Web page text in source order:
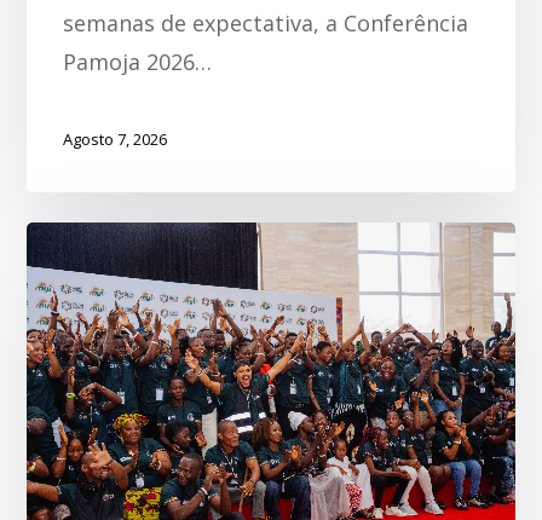
semanas de expectativa, a Conferência
Pamoja 2026…
Agosto 7, 2026